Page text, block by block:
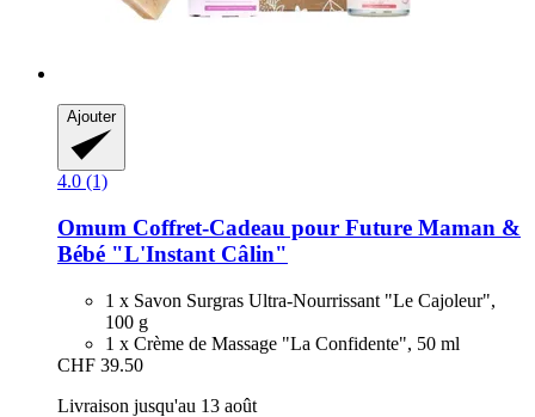
Ajouter
4.0 (1)
Omum Coffret-​Cadeau pour Future Maman &
Bébé "L'Instant Câlin"
1 x Savon Surgras Ultra-Nourrissant "Le Cajoleur",
100 g
1 x Crème de Massage "La Confidente", 50 ml
CHF 39.50
Livraison jusqu'au 13 août